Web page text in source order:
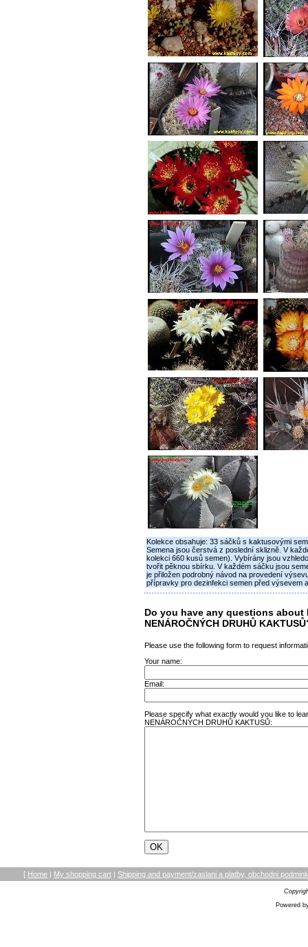
Kolekce obsahuje: 33 sáčků s kaktusovými
Semena jsou čerstvá z poslední sklizně. V
kolekci 660 kusů semen). Vybírány jsou
tvořit pěknou sbírku. V každém sáčku jsou
je přiložen podrobný návod na provedení
přípravky pro dezinfekci semen před výsevem
Do you have any questions about
NENÁROČNÝCH DRUHŮ
Please use the following form to request
Your name:
Email:
Please specify what exactly would you like to
NENÁROČNÝCH DRUHŮ KAKTUSŮ:
[ Home | My shopping cart | Shipping and payment/zaslani a platby, obchodni
Powered